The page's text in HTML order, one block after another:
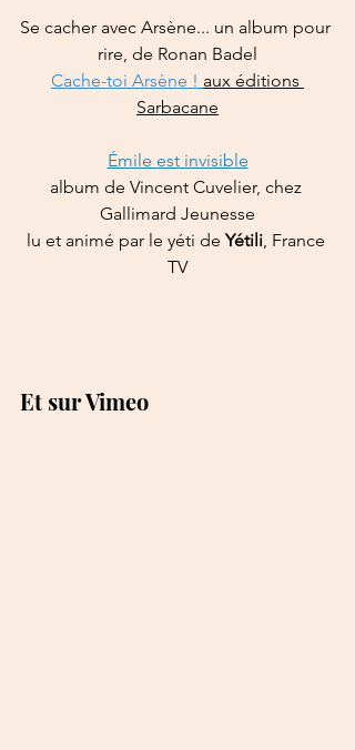
Se cacher avec Arsène... un album pour
rire, de Ronan Badel
Cache-toi Arsène ! aux éditions
Sarbacane
Émile est invisible
album de Vincent Cuvelier, chez
Gallimard Jeunesse
lu et animé par le yéti de Yétili, France
TV
Et sur Vimeo